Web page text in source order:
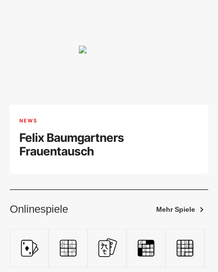
NEWS
Felix Baumgartners
Frauentausch
Onlinespiele Mehr Spiele